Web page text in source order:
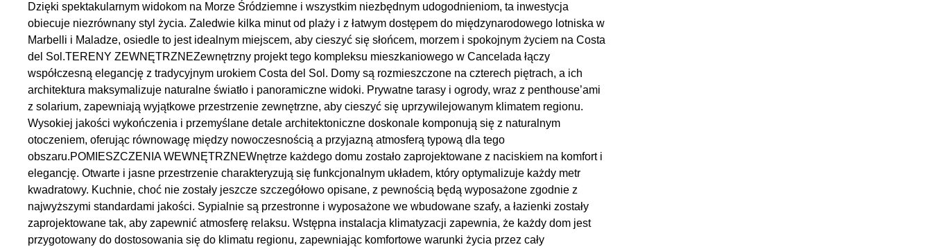
Dzięki spektakularnym widokom na Morze Śródziemne i wszystkim niezbędnym udogodnieniom, ta inwestycja
obiecuje niezrównany styl życia. Zaledwie kilka minut od plaży i z łatwym dostępem do międzynarodowego lotniska w
Marbelli i Maladze, osiedle to jest idealnym miejscem, aby cieszyć się słońcem, morzem i spokojnym życiem na Costa
del Sol.TERENY ZEWNĘTRZNEZewnętrzny projekt tego kompleksu mieszkaniowego w Cancelada łączy
współczesną elegancję z tradycyjnym urokiem Costa del Sol. Domy są rozmieszczone na czterech piętrach, a ich
architektura maksymalizuje naturalne światło i panoramiczne widoki. Prywatne tarasy i ogrody, wraz z penthouse’ami
z solarium, zapewniają wyjątkowe przestrzenie zewnętrzne, aby cieszyć się uprzywilejowanym klimatem regionu.
Wysokiej jakości wykończenia i przemyślane detale architektoniczne doskonale komponują się z naturalnym
otoczeniem, oferując równowagę między nowoczesnością a przyjazną atmosferą typową dla tego
obszaru.POMIESZCZENIA WEWNĘTRZNEWnętrze każdego domu zostało zaprojektowane z naciskiem na komfort i
elegancję. Otwarte i jasne przestrzenie charakteryzują się funkcjonalnym układem, który optymalizuje każdy metr
kwadratowy. Kuchnie, choć nie zostały jeszcze szczegółowo opisane, z pewnością będą wyposażone zgodnie z
najwyższymi standardami jakości. Sypialnie są przestronne i wyposażone we wbudowane szafy, a łazienki zostały
zaprojektowane tak, aby zapewnić atmosferę relaksu. Wstępna instalacja klimatyzacji zapewnia, że każdy dom jest
przygotowany do dostosowania się do klimatu regionu, zapewniając komfortowe warunki życia przez cały